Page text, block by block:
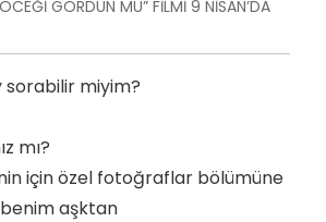
GÖRDÜN MÜ” FİLMİ 9 NİSAN’DA
sorabilir miyim?
mı?
için özel fotoğraflar bölümüne
aşktan